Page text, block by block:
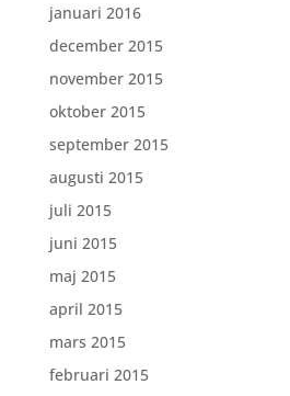
januari 2016
december 2015
november 2015
oktober 2015
september 2015
augusti 2015
juli 2015
juni 2015
maj 2015
april 2015
mars 2015
februari 2015